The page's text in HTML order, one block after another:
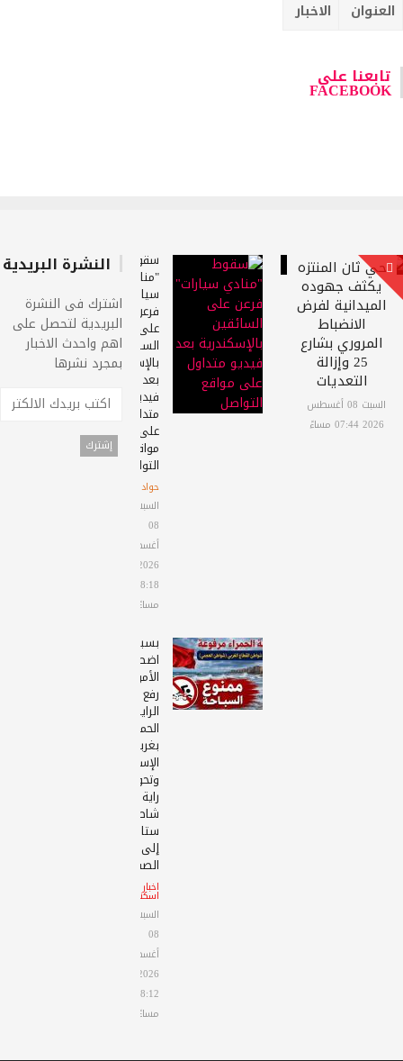
العنوان الاخبار
تابعنا على
FACEBOOK
حي ثان المنتزه
يكثف جهوده
الميدانية لفرض
الانضباط
المروري بشارع
25 وإزالة
التعديات
السبت 08 أغسطس
2026 07:44 مساءً
سقوط
"منادي
سيارات"
فرعن
على
السائقين
بالإسكندرية
بعد
فيديو
متداول
على
مواقع
التواصل
حوادث
السبت
08
أغسطس
2026
08:18
مساءً
بسبب
اضطراب
الأمواج:
رفع
الراية
الحمراء
بغربي
الإسكندرية
وتحويل
راية
شاطئ
ستانلي
إلى
الصفراء
اخبار
اسكندرية
السبت
08
أغسطس
2026
08:12
مساءً
النشرة البريدية
اشترك فى النشرة
البريدية لتحصل على
اهم واحدث الاخبار
بمجرد نشرها